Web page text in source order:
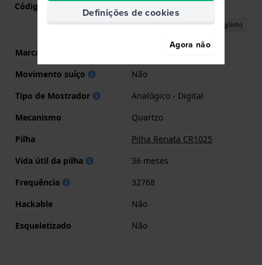
Código do movimento nº Ver especificações
Descarregar o manual (English)
Marca de movimento
Movimento suíço
Não
Tipo de Mostrador
Analógico - Digital
Mecanismo
Quartzo
Pilha
Pilha Renata CR1025
Vida útil da pilha
36 meses
Frequência
32768
Hackable
Não
Esqueletizado
Não
Definições de cookies
Agora não